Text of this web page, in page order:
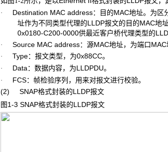
· Destination MAC address：目的MAC地址。为区
址作为不同类型代理的LLDP报文的目的MAC地
0x0180-C200-0000供最近客户桥代理类型的
· Source MAC address：源MAC地址，为端口MAC
· Type：报文类型，为0x88CC。
· Data：数据内容，为LLDPDU。
· FCS：帧检验序列，用来对报文进行校验。
(2) SNAP格式封装的LLDP报文
图1-3 SNAP格式封装的LLDP报文